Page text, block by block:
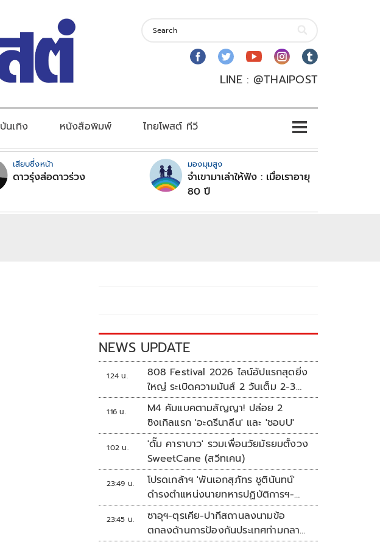
LINE : @THAIPOST
บันเทิง หนังสือพิมพ์ ไทยโพสต์ ทีวี
เสียบซึ่งหน้า
ดาวรุ่งส่อดาวร่วง
มองมุมสูง
จำเขามาเล่าให้ฟัง : เมื่อเราอายุ
80 ปี
NEWS UPDATE
1:24 น.
808 Festival 2026 ไลน์อัปแรกสุดยิ่ง
ใหญ่ ระเบิดความมันส์ 2 วันเต็ม 2-3
ต.ค.นี้
1:16 น.
M4 คัมแบคตามสัญญา! ปล่อย 2
ซิงเกิลแรก 'อะดรีนาลีน' และ 'ชอบU'
1:02 น.
'ดั๊ม คาราบาว' รวมเพื่อนวัยมัธยมตั้งวง
SweetCane (สวีทเคน)
23:49 น.
โปรดเกล้าฯ 'พันเอกสุภัทร ชูตินันทน์'
ดำรงตำแหน่งนายทหารปฏิบัติการฯ-
พระราชทานยศ 'พลตรี'
23:45 น.
ซาอุฯ-ตุรเคีย-ปากีสถานลงนามข้อ
ตกลงด้านการป้องกันประเทศท่ามกลาง